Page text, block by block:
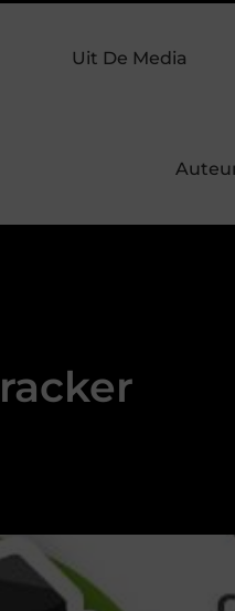
onvergetelijke zomeravond
Uit De Media